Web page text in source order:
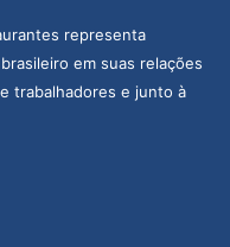
representa
em suas relações
trabalhadores e junto à